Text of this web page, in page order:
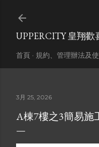
UPPERCITY 皇翔歡
首頁 規約、管理辦法及
3月 25, 2026
A棟7樓之3簡易施